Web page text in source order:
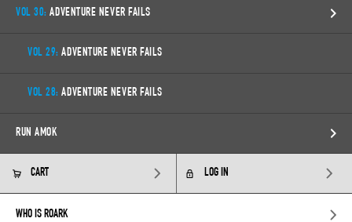
VOL 30: ADVENTURE NEVER FAILS
VOL 29: ADVENTURE NEVER FAILS
VOL 28: ADVENTURE NEVER FAILS
RUN AMOK
CART LOG IN
WHO IS ROARK